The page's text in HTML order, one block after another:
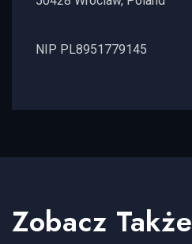
NIP PL8951779145
Zobacz Także